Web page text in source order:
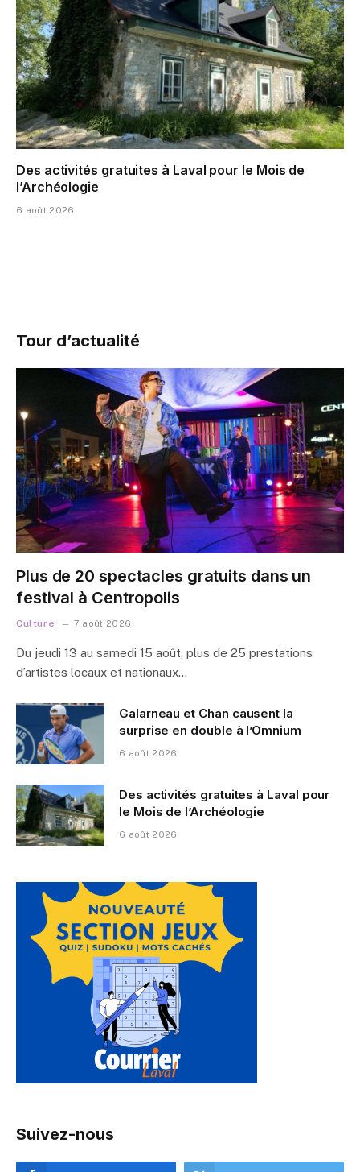
Des activités gratuites à Laval pour le Mois de
l’Archéologie
6 août 2026
Tour d’actualité
Plus de 20 spectacles gratuits dans un
festival à Centropolis
Culture 7 août 2026
Du jeudi 13 au samedi 15 août, plus de 25 prestations
d’artistes locaux et nationaux…
Galarneau et Chan causent la
surprise en double à l’Omnium
6 août 2026
Des activités gratuites à Laval pour
le Mois de l’Archéologie
6 août 2026
Suivez-nous